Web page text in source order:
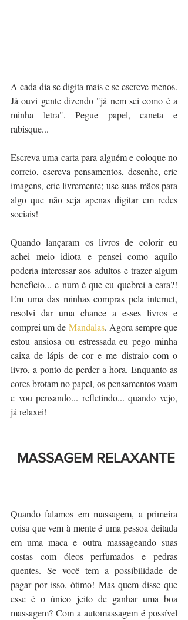
A cada dia se digita mais e se escreve menos.
Já ouvi gente dizendo "já nem sei como é a
minha letra". Pegue papel, caneta e
rabisque...
Escreva uma carta para alguém e coloque no
correio, escreva pensamentos, desenhe, crie
imagens, crie livremente; use suas mãos para
algo que não seja apenas digitar em redes
sociais!
Quando lançaram os livros de colorir eu
achei meio idiota e pensei como aquilo
poderia interessar aos adultos e trazer algum
benefício... e num é que eu quebrei a cara?!
Em uma das minhas compras pela internet,
resolvi dar uma chance a esses livros e
comprei um de Mandalas. Agora sempre que
estou ansiosa ou estressada eu pego minha
caixa de lápis de cor e me distraio com o
livro, a ponto de perder a hora. Enquanto as
cores brotam no papel, os pensamentos voam
e vou pensando... refletindo... quando vejo,
já relaxei!
MASSAGEM RELAXANTE
Quando falamos em massagem, a primeira
coisa que vem à mente é uma pessoa deitada
em uma maca e outra massageando suas
costas com óleos perfumados e pedras
quentes. Se você tem a possibilidade de
pagar por isso, ótimo! Mas quem disse que
esse é o único jeito de ganhar uma boa
massagem? Com a automassagem é possível